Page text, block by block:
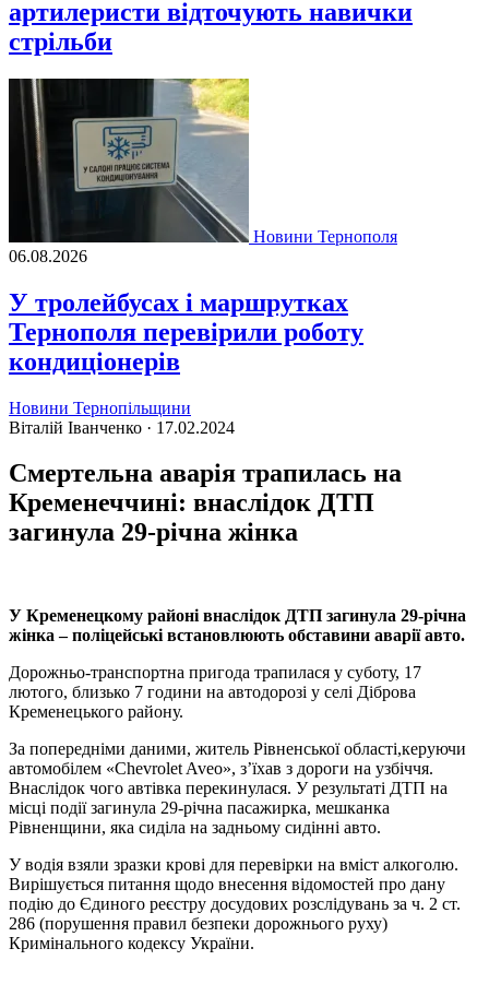
артилеристи відточують навички
стрільби
Новини Тернополя
06.08.2026
У тролейбусах і маршрутках
Тернополя перевірили роботу
кондиціонерів
Новини Тернопільщини
Віталій Іванченко · 17.02.2024
Смертельна аварія трапилась на
Кременеччині: внаслідок ДТП
загинула 29-річна жінка
У Кременецкому районі внаслідок ДТП загинула 29-річна
жінка – поліцейські встановлюють обставини аварії авто.
Дорожньо-транспортна пригода трапилася у суботу, 17
лютого, близько 7 години на автодорозі у селі Діброва
Кременецького району.
За попередніми даними, житель Рівненської області,керуючи
автомобілем «Chevrolet Aveo», з’їхав з дороги на узбіччя.
Внаслідок чого автівка перекинулася. У результаті ДТП на
місці події загинула 29-річна пасажирка, мешканка
Рівненщини, яка сиділа на задньому сидінні авто.
У водія взяли зразки крові для перевірки на вміст алкоголю.
Вирішується питання щодо внесення відомостей про дану
подію до Єдиного реєстру досудових розслідувань за ч. 2 ст.
286 (порушення правил безпеки дорожнього руху)
Кримінального кодексу України.